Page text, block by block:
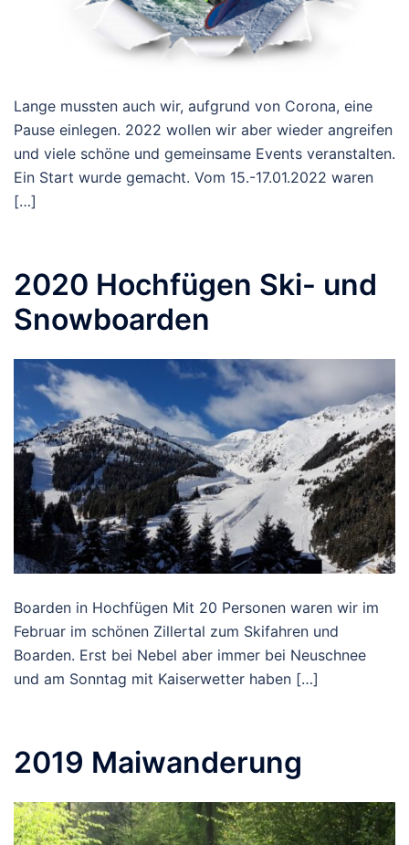
Lange mussten auch wir, aufgrund von Corona, eine
Pause einlegen. 2022 wollen wir aber wieder angreifen
und viele schöne und gemeinsame Events veranstalten.
Ein Start wurde gemacht. Vom 15.-17.01.2022 waren
[…]
2020 Hochfügen Ski- und
Snowboarden
Boarden in Hochfügen Mit 20 Personen waren wir im
Februar im schönen Zillertal zum Skifahren und
Boarden. Erst bei Nebel aber immer bei Neuschnee
und am Sonntag mit Kaiserwetter haben […]
2019 Maiwanderung